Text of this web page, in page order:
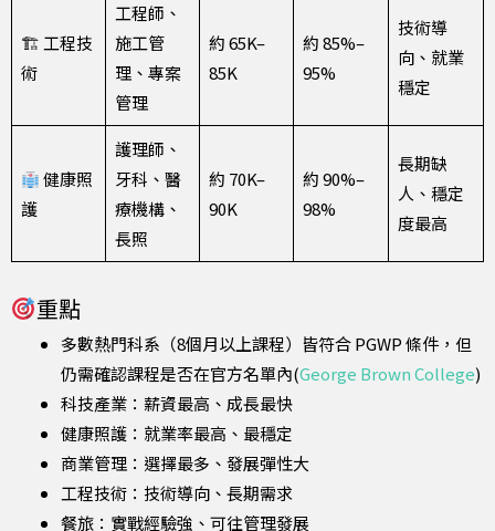
🏗 工程技
術
工程師、
施工管
理、專案
管理
約 65K–
85K
約 85%–
95%
技術導
向、就業
穩定
健康照
護
護理師、
牙科、醫
療機構、
長照
約 70K–
90K
約 90%–
98%
長期缺
人、穩定
度最高
重點
多數熱門科系（8個月以上課程）皆符合 PGWP 條件，但
仍需確認課程是否在官方名單內(George Brown College)
科技產業：薪資最高、成長最快
健康照護：就業率最高、最穩定
商業管理：選擇最多、發展彈性大
工程技術：技術導向、長期需求
餐旅：實戰經驗強、可往管理發展